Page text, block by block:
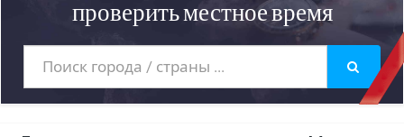
проверить местное время